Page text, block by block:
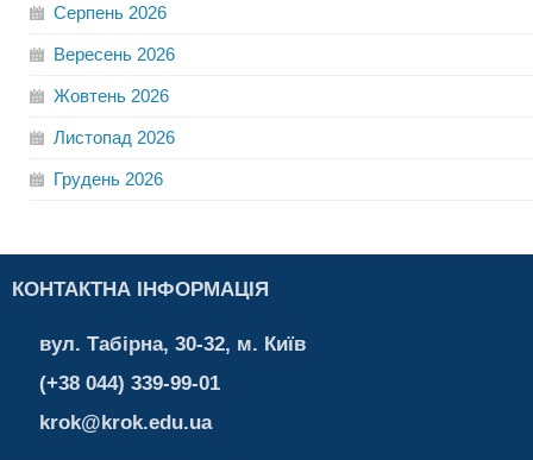
Серпень 2026
Вересень 2026
Жовтень 2026
Листопад 2026
Грудень 2026
КОНТАКТНА ІНФОРМАЦІЯ
вул. Табірна, 30-32, м. Київ
(+38 044) 339-99-01
krok@krok.edu.ua